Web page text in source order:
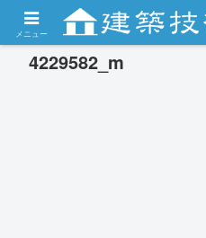
4229582_m
メニュー